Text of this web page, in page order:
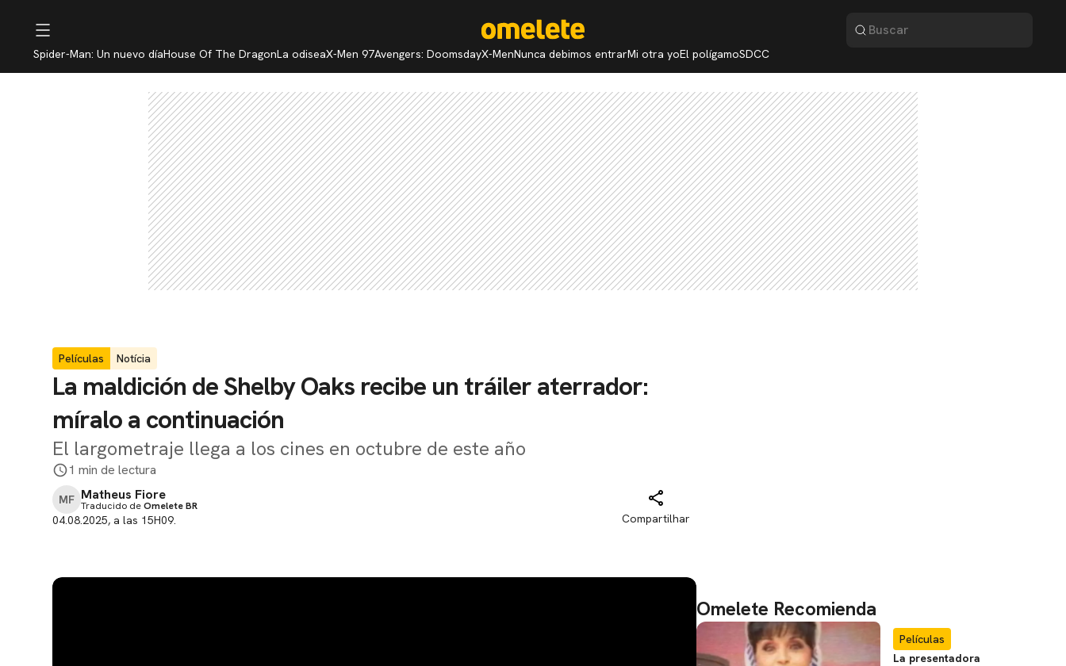
Spider-Man: Un nuevo díaHouse Of The DragonLa odiseaX-Men 97Avengers: DoomsdayX-MenNunca debimos entrarMi otra yoEl polígamoSDCC
Películas Notícia
La maldición de Shelby Oaks recibe un tráiler aterrador:
míralo a continuación
El largometraje llega a los cines en octubre de este año
1 min de lectura
MF Matheus Fiore
Traducido deOmelete BR
04.08.2025, a las 15H09. Compartilhar
Omelete Recomienda
Películas
La presentadora